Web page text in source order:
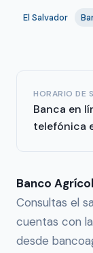
El Salvador
HORARIO DE
Banca en
telefónica
Banco
Consultas el
cuentas con la
desde